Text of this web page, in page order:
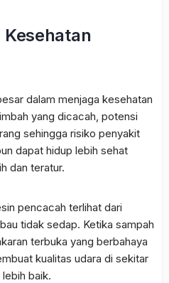
Kesehatan
dalam menjaga kesehatan
yang dicacah, potensi
sehingga risiko penyakit
dapat hidup lebih sehat
dan teratur.
pencacah terlihat dari
tidak sedap. Ketika sampah
terbuka yang berbahaya
kualitas udara di sekitar
baik.